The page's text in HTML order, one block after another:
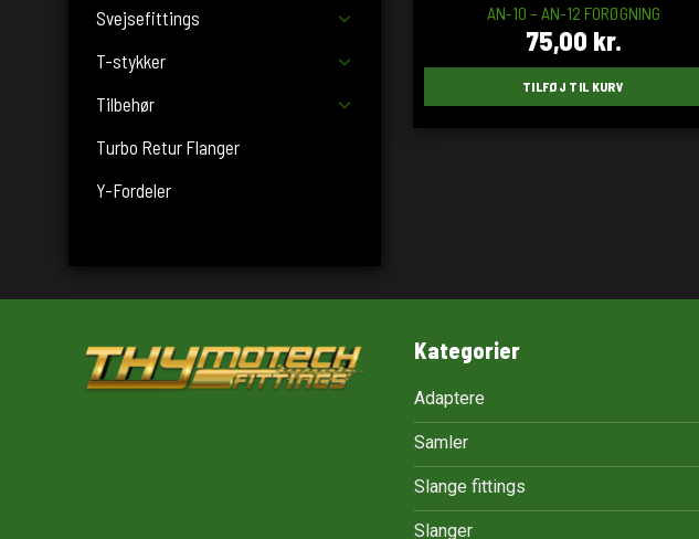
Svejsefittings
T-stykker
Tilbehør
Turbo Retur Flanger
Y-Fordeler
AN-10 – AN-12 FORØGNING
75,00 kr.
TILFØJ TIL KURV
Kategorier
Adaptere
Samler
Slange fittings
Slanger